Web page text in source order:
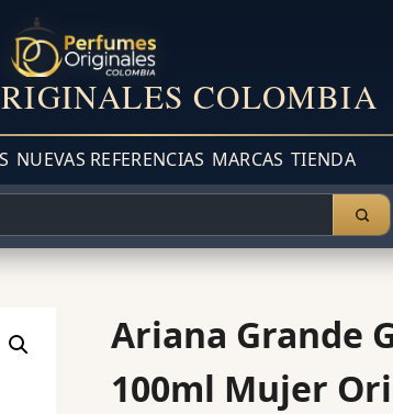
COLOMBIA
NUEVAS REFERENCIAS MARCAS TIENDA
Ariana Grande
100ml Mujer